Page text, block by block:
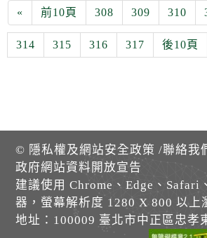
« 前10頁 308 309 310
314 315 316 317 後10頁
© 隱私權及網站安全政策 /聯絡我
政府網站資料開放宣告
建議使用 Chrome、Edge、Safari
器，螢幕解析度 1280 X 800 以上
地址：100009 臺北市中正區忠孝